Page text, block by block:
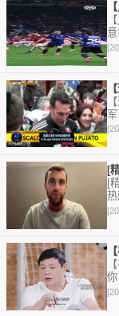
军
足
[